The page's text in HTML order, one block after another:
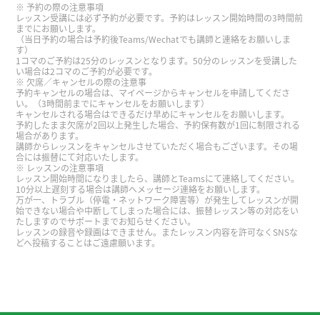
谢谢。下次见吧。( 男性 )
每次谢谢您！
谢谢！ 早日康复! 好好休息！
谢谢。下次见吧。 ( 男性 )
谢谢老师把事实说得这么清楚。
真有老师，今天也感谢您，我继续努力学习，下次
见～！
予約の際の注意事項
レッスン受講には必ず予約が必要です。予約はレッスン開始時間の3時間前
までにお願いします。
（当日予約の場合は予約後Teams/Wechatでも講師と連絡をお願いしま
す）
1コマのご予約は25分のレッスンとなります。50分のレッスンを受講した
い場合は2コマのご予約が必要です。
欠席／キャンセルの際の注意事
予約キャンセルの場合は、マイページからキャンセルを申請してくださ
い。（3時間前までにキャンセルをお願いします）
キャンセルされる場合はできるだけ早めにキャンセルをお願いします。
予約したまま欠席が2回以上発生した場合、予約保有数が1回に制限される
場合があります。
講師からレッスンをキャンセルさせていただく場合もございます。その場
合には振替にて対応いたします。
レッスンの注意事項
レッスン開始時間になりましたら、講師とTeamsにて連絡してください。
10分以上遅刻する場合は講師へメッセージ連絡をお願いします。
万が一、トラブル（停電・ネットワーク障害等）が発生してレッスンが開
始できない場合や中断してしまった場合には、振替レッスン等の対応をい
たしますのでサポートまでお知らせください。
レッスンの録音や録画はできません。またレッスン内容を許可なくSNSな
どへ投稿することはご遠慮願います。